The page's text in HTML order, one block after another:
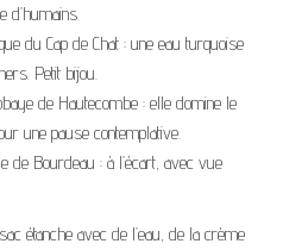
d’humains.
du Cap de Chat : une eau turquoise
Petit bijou.
de Hautecombe : elle domine le
une pause contemplative.
de Bourdeau : à l’écart, avec vue
étanche avec de l’eau, de la crème